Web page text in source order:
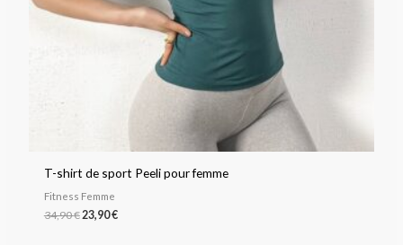
T-shirt de sport Peeli pour femme
Fitness Femme
34,90€23,90€